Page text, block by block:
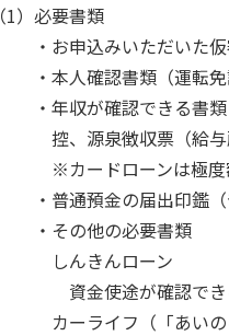
（1）必要書類
・お申込みいただいた
・本人確認書類（運転
・年収が確認できる書
控、源泉徴収票（給
※カードローンは極
・普通預金の届出印鑑
・その他の必要書類
しんきんローン
資金使途が確認で
カーライフ（「あいの